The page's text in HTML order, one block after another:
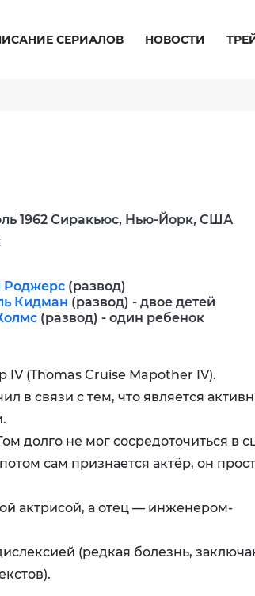
СЕРИАЛОВ НОВОСТИ
1962 Сиракьюс, Нью-Йорк, США
(развод)
Кидман (развод) - двое детей
(развод) - один ребенок
(Thomas Cruise Mapother IV).
в связи с тем, что является
долго не мог сосредоточиться в
сам признается актёр, он
актрисой, а отец — инженером-
(редкая болезнь,